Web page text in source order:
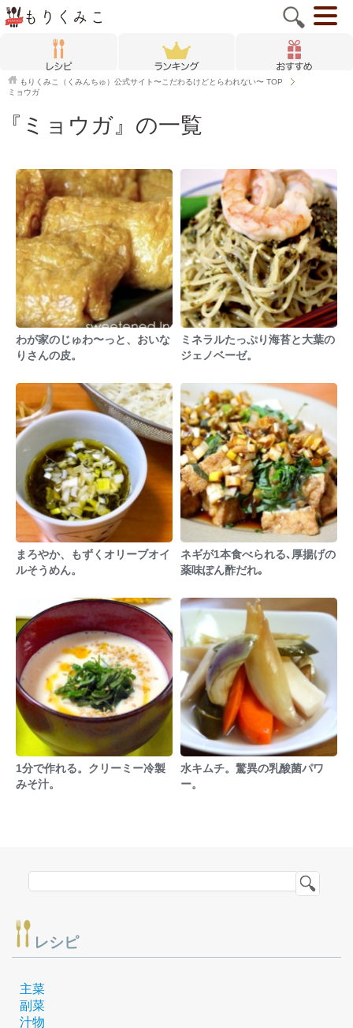
もりくみこ（くみんちゅ）公式サイト〜こだわるけどとらわれない〜 TOP
ミョウガ
『ミョウガ』の一覧
わが家のじゅわ〜っと、おいな
りさんの皮。
ミネラルたっぷり海苔と大葉の
ジェノベーゼ。
まろやか、もずくオリーブオイ
ルそうめん。
ネギが1本食べられる､厚揚げの
薬味ぽん酢だれ｡
1分で作れる。クリーミー冷製
みそ汁。
水キムチ。驚異の乳酸菌パワ
ー。
レシピ
主菜
副菜
汁物